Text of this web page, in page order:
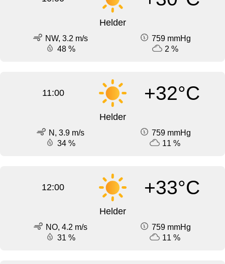
Helder
NW, 3.2 m/s
759 mmHg
48 %
2 %
11:00 +32°C
Helder
N, 3.9 m/s
759 mmHg
34 %
11 %
12:00 +33°C
Helder
NO, 4.2 m/s
759 mmHg
31 %
11 %